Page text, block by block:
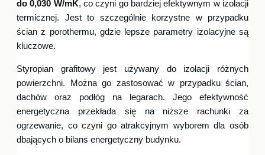
do 0,030 W/mK, co czyni go bardziej efektywnym w izolacji
termicznej. Jest to szczególnie korzystne w przypadku
ścian z porothermu, gdzie lepsze parametry izolacyjne są
kluczowe.
Styropian grafitowy jest używany do izolacji różnych
powierzchni. Można go zastosować w przypadku ścian,
dachów oraz podłóg na legarach. Jego efektywność
energetyczna przekłada się na niższe rachunki za
ogrzewanie, co czyni go atrakcyjnym wyborem dla osób
dbających o bilans energetyczny budynku.